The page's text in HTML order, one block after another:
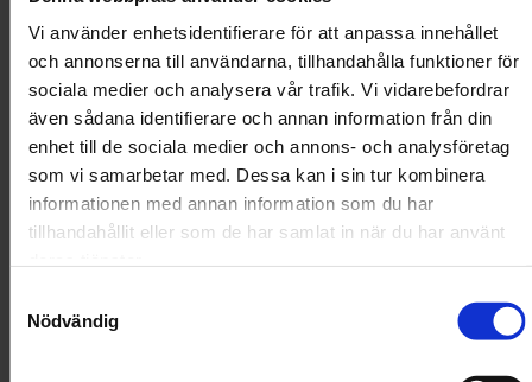
Vi använder enhetsidentifierare för att anpassa innehållet
och annonserna till användarna, tillhandahålla funktioner för
sociala medier och analysera vår trafik. Vi vidarebefordrar
även sådana identifierare och annan information från din
enhet till de sociala medier och annons- och analysföretag
som vi samarbetar med. Dessa kan i sin tur kombinera
informationen med annan information som du har
tillhandahållit eller som de har samlat in när du har använt
Nödvändig